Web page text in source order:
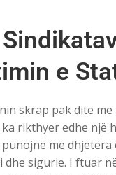
e
skrap pak ditë
rikthyer edhe një
me dhjetëra
sigurie. I ftuar